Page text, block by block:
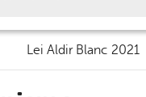
Lei Aldir Blanc 2021